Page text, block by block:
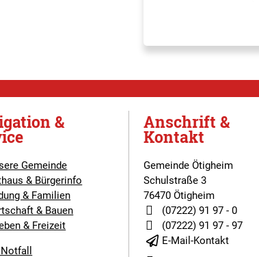
&
Gemeinde
& Bürgerinfo
& Familien
& Bauen
& Freizeit
Anschrift &
Kontakt
Gemeinde Ötigheim
Schulstraße 3
76470 Ötigheim
(07222) 91 97 - 0
(07222) 91 97 - 97
E-Mail-Kontakt